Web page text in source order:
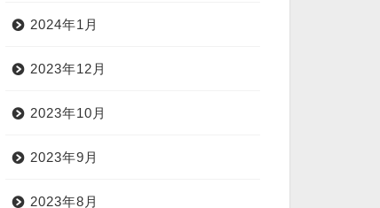
2024年1月
2023年12月
2023年10月
2023年9月
2023年8月